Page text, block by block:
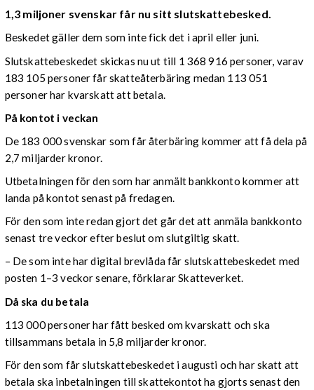
1,3 miljoner svenskar får nu sitt slutskattebesked.
Beskedet gäller dem som inte fick det i april eller juni.
Slutskattebeskedet skickas nu ut till 1 368 916 personer, varav
183 105 personer får skatteåterbäring medan 113 051
personer har kvarskatt att betala.
På kontot i veckan
De 183 000 svenskar som får återbäring kommer att få dela på
2,7 miljarder kronor.
Utbetalningen för den som har anmält bankkonto kommer att
landa på kontot senast på fredagen.
För den som inte redan gjort det går det att anmäla bankkonto
senast tre veckor efter beslut om slutgiltig skatt.
– De som inte har digital brevlåda får slutskattebeskedet med
posten 1–3 veckor senare, förklarar Skatteverket.
Då ska du betala
113 000 personer har fått besked om kvarskatt och ska
tillsammans betala in 5,8 miljarder kronor.
För den som får slutskattebeskedet i augusti och har skatt att
betala ska inbetalningen till skattekontot ha gjorts senast den